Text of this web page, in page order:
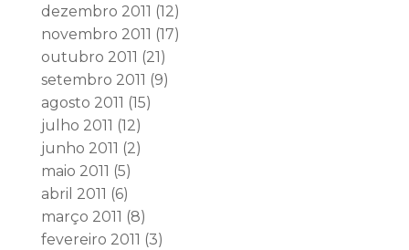
dezembro 2011 (12)
novembro 2011 (17)
outubro 2011 (21)
setembro 2011 (9)
agosto 2011 (15)
julho 2011 (12)
junho 2011 (2)
maio 2011 (5)
abril 2011 (6)
março 2011 (8)
fevereiro 2011 (3)